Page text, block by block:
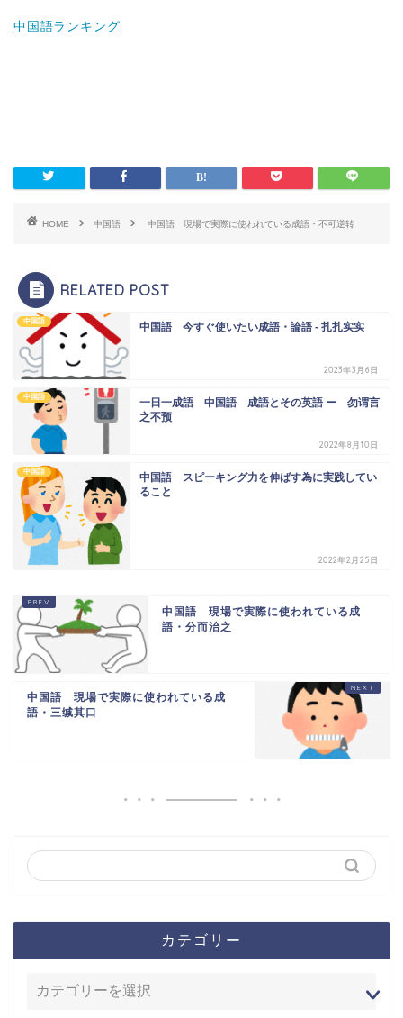
中国語ランキング
HOME 中国語 中国語 現場で実際に使われている成語・不可逆转
RELATED POST
中国語 中国語 今すぐ使いたい成語・論語 - 扎扎实实
2023年3月6日
中国語
一日一成語 中国語 成語とその英語 ー 勿谓言
之不预
2022年8月10日
中国語
中国語 スピーキング力を伸ばす為に実践してい
ること
2022年2月25日
中国語 現場で実際に使われている成
語・分而治之
中国語 現場で実際に使われている成
語・三缄其口
カテゴリー